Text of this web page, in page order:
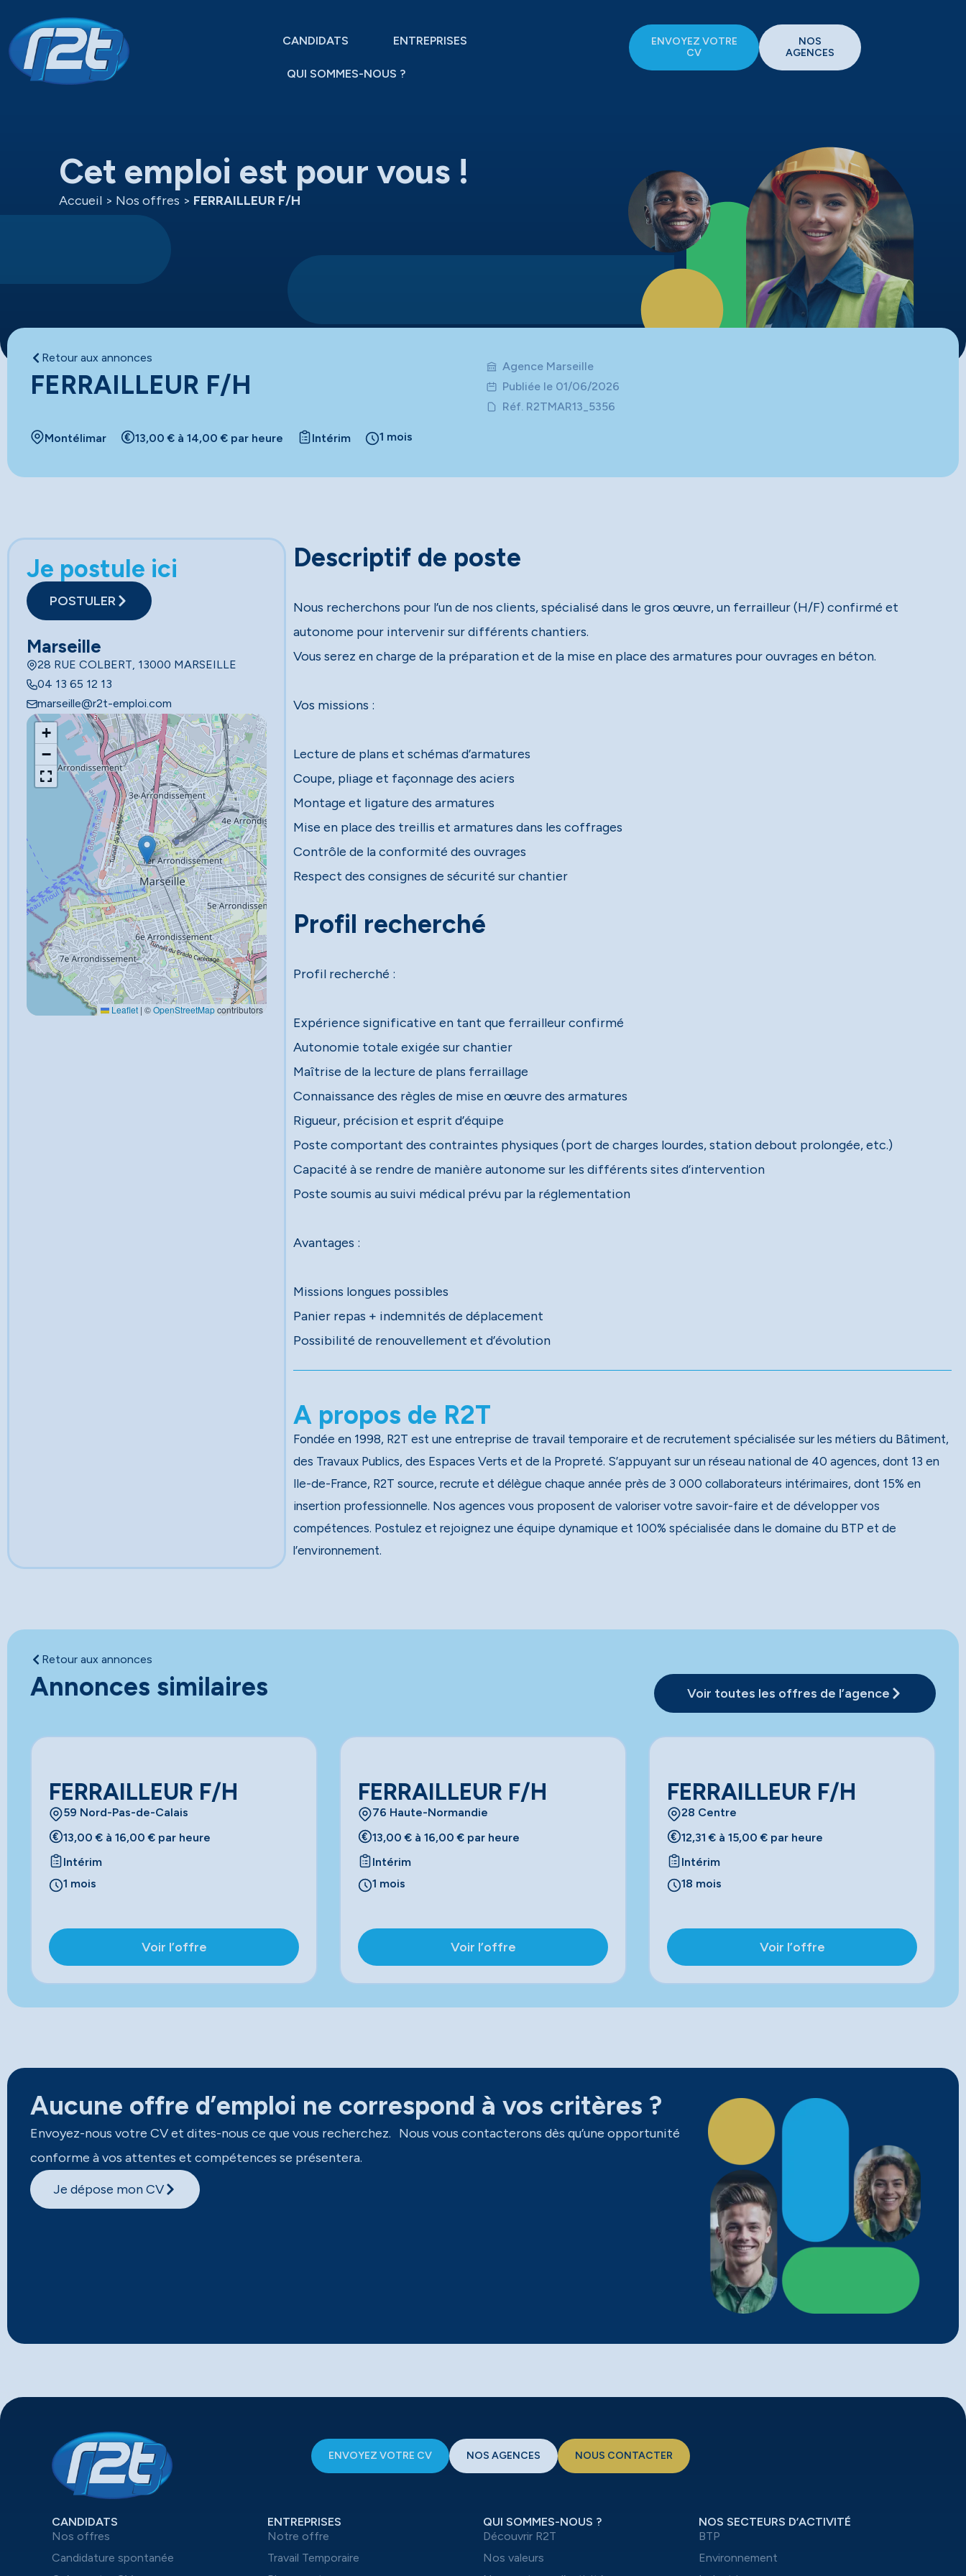
CANDIDATS ENTREPRISES
QUI SOMMES-NOUS ?
ENVOYEZ VOTRE
CV
NOS
AGENCES
Cet emploi est pour vous !
Accueil > Nos offres > FERRAILLEUR F/H
Retour aux annonces
FERRAILLEUR F/H
Agence Marseille
Publiée le 01/06/2026
Réf. R2TMAR13_5356
Montélimar 13,00 € à 14,00 € par heure Intérim 1 mois
Je postule ici
POSTULER
Marseille
28 RUE COLBERT, 13000 MARSEILLE
04 13 65 12 13
marseille@r2t-emploi.com
+
−
Leaflet | ©OpenStreetMapcontributors
Descriptif de poste
Nous recherchons pour l’un de nos clients, spécialisé dans le gros œuvre, un ferrailleur (H/F) confirmé et
autonome pour intervenir sur différents chantiers.
Vous serez en charge de la préparation et de la mise en place des armatures pour ouvrages en béton.
Vos missions :
Lecture de plans et schémas d’armatures
Coupe, pliage et façonnage des aciers
Montage et ligature des armatures
Mise en place des treillis et armatures dans les coffrages
Contrôle de la conformité des ouvrages
Respect des consignes de sécurité sur chantier
Profil recherché
Profil recherché :
Expérience significative en tant que ferrailleur confirmé
Autonomie totale exigée sur chantier
Maîtrise de la lecture de plans ferraillage
Connaissance des règles de mise en œuvre des armatures
Rigueur, précision et esprit d’équipe
Poste comportant des contraintes physiques (port de charges lourdes, station debout prolongée, etc.)
Capacité à se rendre de manière autonome sur les différents sites d’intervention
Poste soumis au suivi médical prévu par la réglementation
Avantages :
Missions longues possibles
Panier repas + indemnités de déplacement
Possibilité de renouvellement et d’évolution
A propos de R2T
Fondée en 1998, R2T est une entreprise de travail temporaire et de recrutement spécialisée sur les métiers du Bâtiment,
des Travaux Publics, des Espaces Verts et de la Propreté. S’appuyant sur un réseau national de 40 agences, dont 13 en
Ile-de-France, R2T source, recrute et délègue chaque année près de 3 000 collaborateurs intérimaires, dont 15% en
insertion professionnelle. Nos agences vous proposent de valoriser votre savoir-faire et de développer vos
compétences. Postulez et rejoignez une équipe dynamique et 100% spécialisée dans le domaine du BTP et de
l’environnement.
Retour aux annonces
Annonces similaires Voir toutes les offres de l’agence
FERRAILLEUR F/H
59 Nord-Pas-de-Calais
13,00 € à 16,00 € par heure
Intérim
1 mois
Voir l’offre
FERRAILLEUR F/H
76 Haute-Normandie
13,00 € à 16,00 € par heure
Intérim
1 mois
Voir l’offre
FERRAILLEUR F/H
28 Centre
12,31 € à 15,00 € par heure
Intérim
18 mois
Voir l’offre
Aucune offre d’emploi ne correspond à vos critères ?
Envoyez-nous votre CV et dites-nous ce que vous recherchez. Nous vous contacterons dès qu’une opportunité
conforme à vos attentes et compétences se présentera.
Je dépose mon CV
ENVOYEZ VOTRE CV NOS AGENCES NOUS CONTACTER
CANDIDATS
Nos offres
Candidature spontanée
ENTREPRISES
Notre offre
Travail Temporaire
QUI SOMMES-NOUS ?
Découvrir R2T
Nos valeurs
NOS SECTEURS D’ACTIVITÉ
BTP
Environnement